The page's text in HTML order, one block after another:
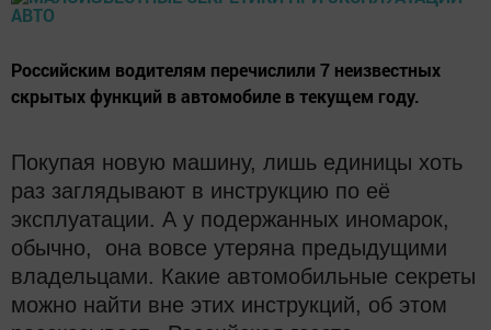
Российским водителям перечислили 7 неизвестных
скрытых функций в автомобиле в текущем году.
Покупая новую машину, лишь единицы хоть
раз заглядывают в инструкцию по её
эксплуатации. А у подержанных иномарок,
обычно, она вовсе утеряна предыдущими
владельцами. Какие автомобильные секреты
можно найти вне этих инструкций, об этом